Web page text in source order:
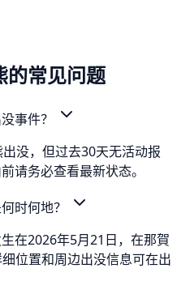
的常见问题
事件？
没，但过去30天无活动报
请务必查看最新状态。
时何地？
在2026年5月21日，在那賀
位置和周边出没信息可在出